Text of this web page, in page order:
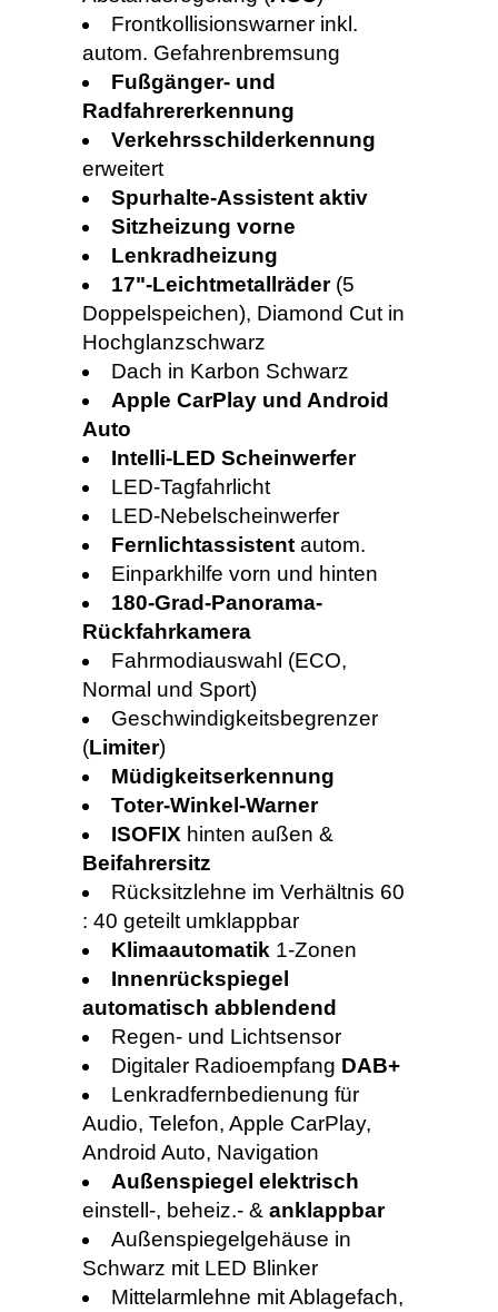
Frontkollisionswarner inkl.
autom. Gefahrenbremsung
Fußgänger- und
Radfahrererkennung
Verkehrsschilderkennung
erweitert
Spurhalte-Assistent aktiv
Sitzheizung vorne
Lenkradheizung
17"-Leichtmetallräder(5
Doppelspeichen), Diamond Cut in
Hochglanzschwarz
Dach in Karbon Schwarz
Apple CarPlay und Android
Auto
Intelli-LED Scheinwerfer
LED-Tagfahrlicht
LED-Nebelscheinwerfer
Fernlichtassistentautom.
Einparkhilfe vorn und hinten
180-Grad-Panorama-
Rückfahrkamera
Fahrmodiauswahl (ECO,
Normal und Sport)
Geschwindigkeitsbegrenzer
(Limiter)
Müdigkeitserkennung
Toter-Winkel-Warner
ISOFIX hinten außen &
Beifahrersitz
Rücksitzlehne im Verhältnis 60
: 40 geteilt umklappbar
Klimaautomatik 1-Zonen
Innenrückspiegel
automatisch abblendend
Regen- und Lichtsensor
Digitaler Radioempfang DAB+
Lenkradfernbedienung für
Audio, Telefon, Apple CarPlay,
Android Auto, Navigation
Außenspiegel elektrisch
einstell-, beheiz.- & anklappbar
Außenspiegelgehäuse in
Schwarz mit LED Blinker
Mittelarmlehne mit Ablagefach,